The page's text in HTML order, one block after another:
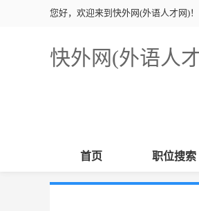
您好，欢迎来到快外网(外语人才网)！
快外网(外语人
首页 职位搜索